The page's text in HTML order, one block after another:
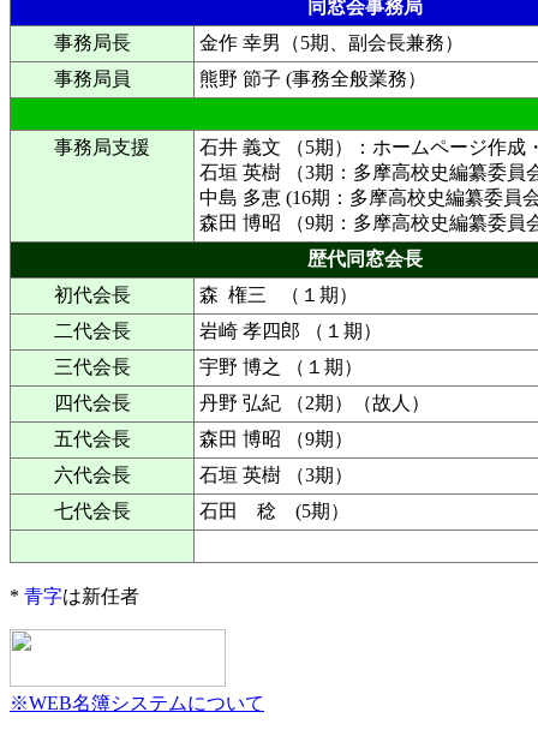
同窓会事務局
事務局長
金作 幸男（5期、副会長兼務）
事務局員
熊野 節子 (事務全般業務）
事務局支援
石井 義文 （5期）：ホームページ作成
石垣 英樹 （3期：多摩高校史編纂委員
中島 多恵 (16期：多摩高校史編纂委員
森田 博昭 （9期：多摩高校史編纂委員
歴代同窓会長
初代会長
森 権三 （１期）
二代会長
岩崎 孝四郎 （１期）
三代会長
宇野 博之 （１期）
四代会長
丹野 弘紀 （2期）（故人）
五代会長
森田 博昭 （9期）
六代会長
石垣 英樹 （3期）
七代会長
石田 稔 (5期）
* 青字は新任者
※WEB名簿システムについて